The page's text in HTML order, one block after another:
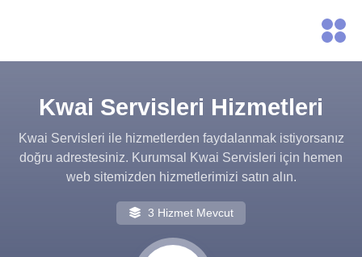
Kwai Servisleri Hizmetleri
Kwai Servisleri ile hizmetlerden faydalanmak istiyorsanız
doğru adrestesiniz. Kurumsal Kwai Servisleri için hemen
web sitemizden hizmetlerimizi satın alın.
3 Hizmet Mevcut